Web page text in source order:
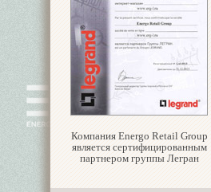
Компания Energo Retail Group
является сертифицированным
партнером группы Легран